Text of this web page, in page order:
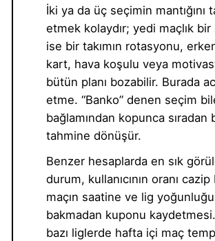
İki ya da üç seçimin mantığını
etmek kolaydır; yedi maçlık
ise bir takımın rotasyonu, erken
kart, hava koşulu veya
bütün planı bozabilir. Burada
etme. “Banko” denen seçim
bağlamından kopunca sıradan
tahmine dönüşür.
Benzer hesaplarda en sık
durum, kullanıcının oranı
maçın saatine ve lig
bakmadan kuponu
bazı liglerde hafta içi maç